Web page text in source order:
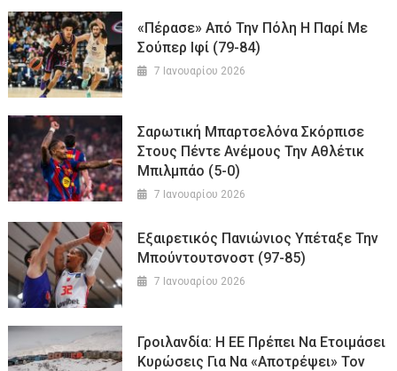
«Πέρασε» Από Την Πόλη Η Παρί Με
Σούπερ Ιφί (79-84)
7 Ιανουαρίου 2026
Σαρωτική Μπαρτσελόνα Σκόρπισε
Στους Πέντε Ανέμους Την Αθλέτικ
Μπιλμπάο (5-0)
7 Ιανουαρίου 2026
Εξαιρετικός Πανιώνιος Υπέταξε Την
Μπούντουτσνοστ (97-85)
7 Ιανουαρίου 2026
Γροιλανδία: Η ΕΕ Πρέπει Να Ετοιμάσει
Κυρώσεις Για Να «αποτρέψει» Τον